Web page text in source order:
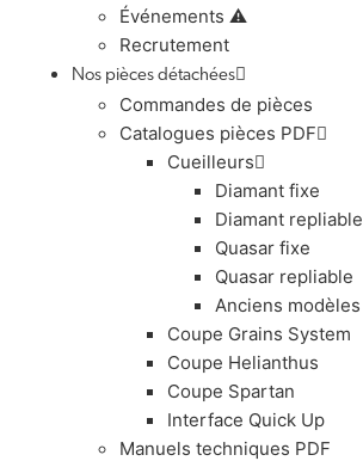
Événements ⚠️
Recrutement
Nos pièces détachées
Commandes de pièces
Catalogues pièces PDF
Cueilleurs
Diamant fixe
Diamant repliable
Quasar fixe
Quasar repliable
Anciens modèles
Coupe Grains System
Coupe Helianthus
Coupe Spartan
Interface Quick Up
Manuels techniques PDF